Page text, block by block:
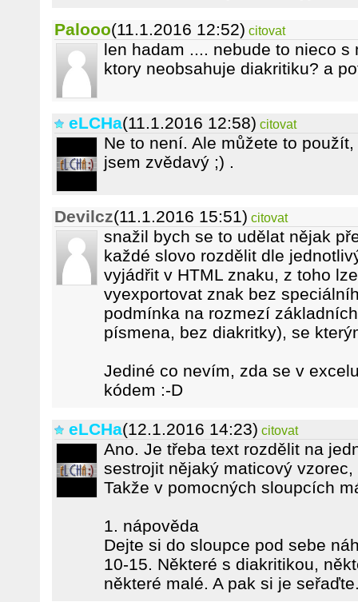
Palooo(11.1.2016 12:52) citovat
len hadam .... nebude to nieco s
ktory neobsahuje diakritiku? a
eLCHa(11.1.2016 12:58) citovat
Ne to není. Ale můžete to
jsem zvědavý ;) .
Devilcz(11.1.2016 15:51) citovat
snažil bych se to udělat nějak
každé slovo rozdělit dle
vyjádřit v HTML znaku, z toho
vyexportovat znak bez
podmínka na rozmezí
písmena, bez diakritky), se
Jediné co nevím, zda se v
kódem :-D
eLCHa(12.1.2016 14:23) citovat
Ano. Je třeba text rozdělit na
sestrojit nějaký maticový
Takže v pomocných sloupcích
1. nápověda
Dejte si do sloupce pod sebe
10-15. Některé s diakritikou,
některé malé. A pak si je